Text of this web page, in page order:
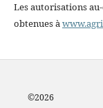
Les autorisations
obtenues à
©2026